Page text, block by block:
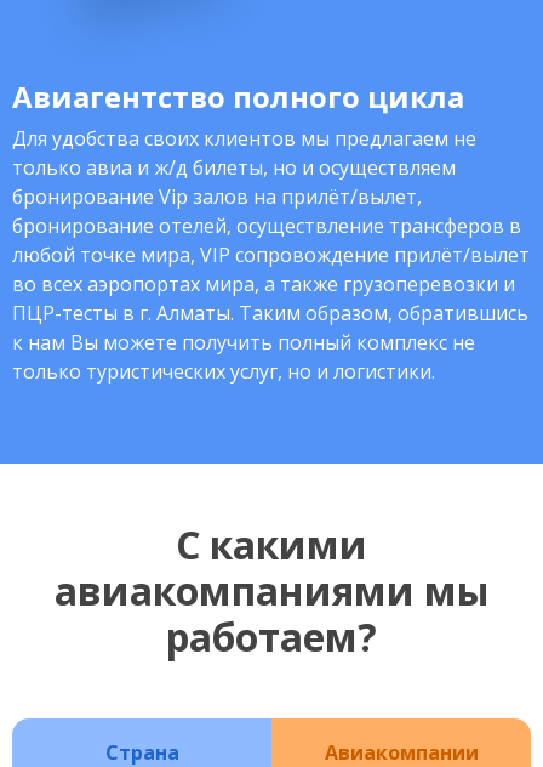
Авиагентство полного цикла
Для удобства своих клиентов мы предлагаем не
только авиа и ж/д билеты, но и осуществляем
бронирование Vip залов на прилёт/вылет,
бронирование отелей, осуществление трансферов в
любой точке мира, VIP сопровождение прилёт/вылет
во всех аэропортах мира, а также грузоперевозки и
ПЦР-тесты в г. Алматы. Таким образом, обратившись
к нам Вы можете получить полный комплекс не
только туристических услуг, но и логистики.
С какими
авиакомпаниями мы
работаем?
Страна Авиакомпании